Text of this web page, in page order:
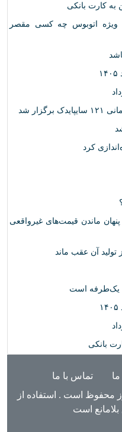
به کارت بانکی
اتوبوس چه کسی مقصر
شد
کرد
اجازه پنهان ماندن قیمت‌های غیرواقعی
آن عقب ماند
بانکی
ما
تماس با ما
محفوظ است . استفاده از
است